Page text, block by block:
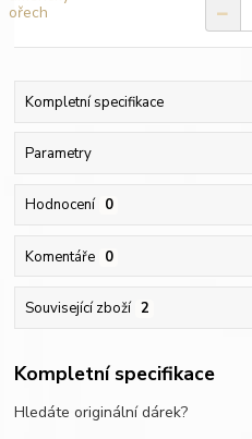
Kompletní specifikace
Parametry
Hodnocení 0
Komentáře 0
Související zboží 2
Kompletní specifikace
Hledáte originální dárek?